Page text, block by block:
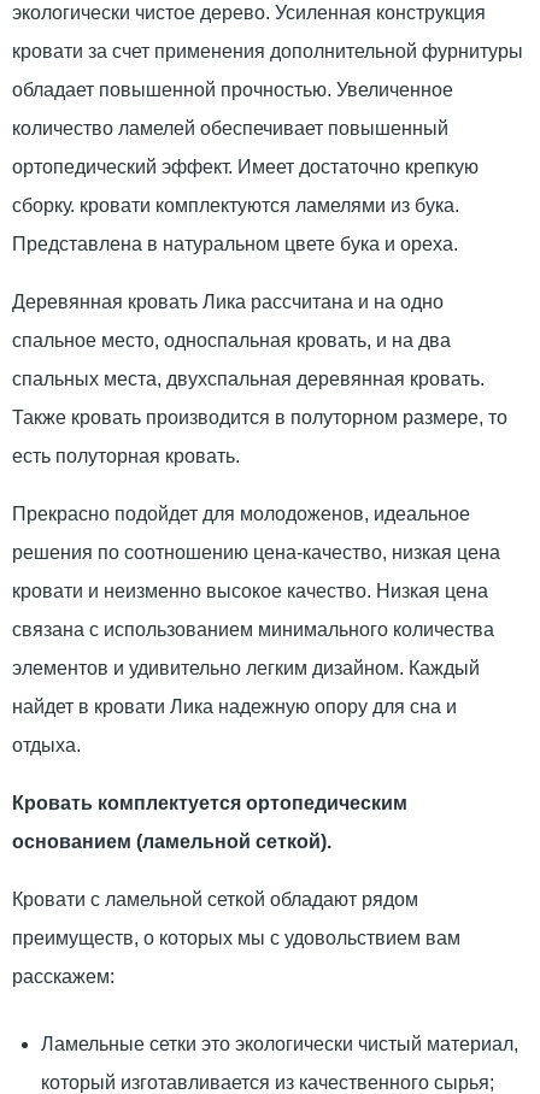
экологически чистое дерево. Усиленная конструкция
кровати за счет применения дополнительной фурнитуры
обладает повышенной прочностью. Увеличенное
количество ламелей обеспечивает повышенный
ортопедический эффект. Имеет достаточно крепкую
сборку. кровати комплектуются ламелями из бука.
Представлена в натуральном цвете бука и ореха.
Деревянная кровать Лика рассчитана и на одно
спальное место, односпальная кровать, и на два
спальных места, двухспальная деревянная кровать.
Также кровать производится в полуторном размере, то
есть полуторная кровать.
Прекрасно подойдет для молодоженов, идеальное
решения по соотношению цена-качество, низкая цена
кровати и неизменно высокое качество. Низкая цена
связана с использованием минимального количества
элементов и удивительно легким дизайном. Каждый
найдет в кровати Лика надежную опору для сна и
отдыха.
Кровать комплектуется ортопедическим
основанием (ламельной сеткой).
Кровати с ламельной сеткой обладают рядом
преимуществ, о которых мы с удовольствием вам
расскажем:
Ламельные сетки это экологически чистый материал,
который изготавливается из качественного сырья;